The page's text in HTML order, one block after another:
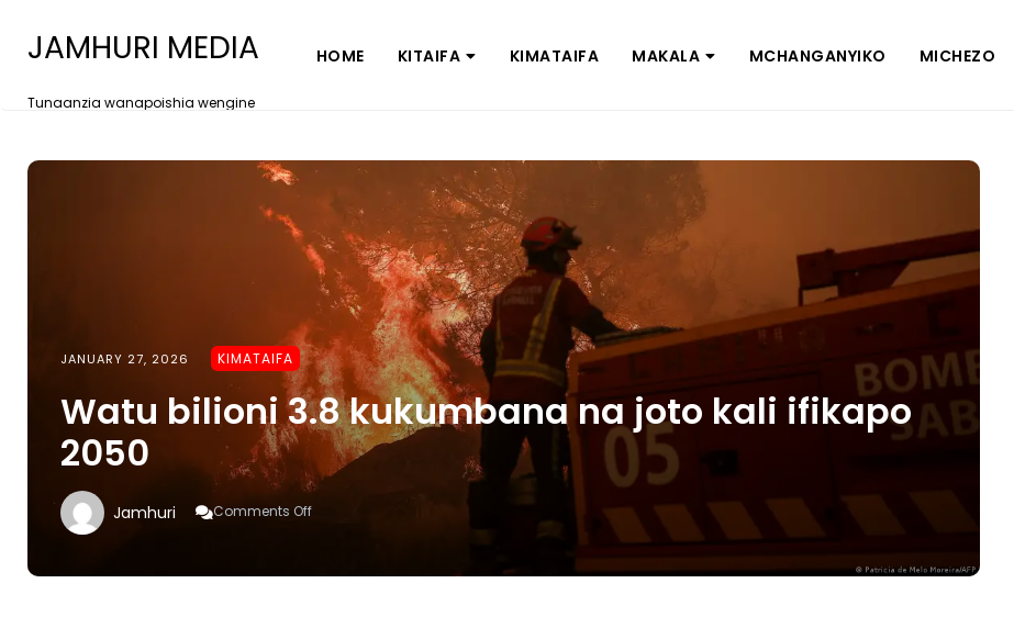
JAMHURI MEDIA
Tunaanzia wanapoishia wengine
HOME KITAIFA KIMATAIFA MAKALA MCHANGANYIKO MICHEZO
JANUARY 27, 2026 KIMATAIFA
Watu bilioni 3.8 kukumbana na joto kali ifikapo
2050
Jamhuri Comments Off